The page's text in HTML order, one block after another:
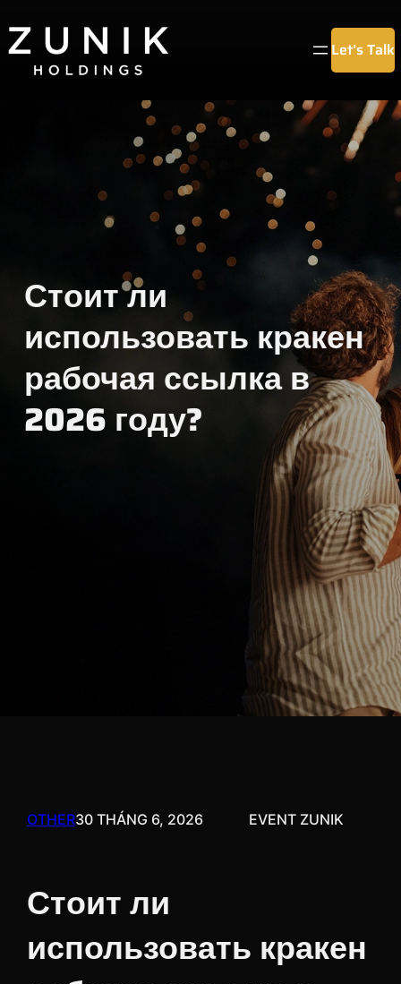
đến
phần
Let’s Talk
Стоит ли
использовать кракен
рабочая ссылка в
2026 году?
OTHER30 THÁNG 6, 2026 EVENT ZUNIK
Стоит ли
использовать кракен